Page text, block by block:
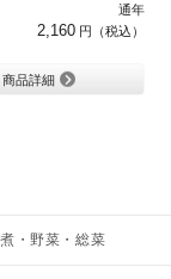
通年
2,160
商品詳細
・野菜・総菜